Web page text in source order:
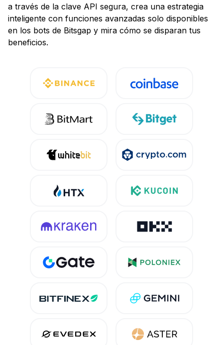
a través de la clave API segura, crea una estrategia
inteligente con funciones avanzadas solo disponibles
en los bots de Bitsgap y mira cómo se disparan tus
beneficios.